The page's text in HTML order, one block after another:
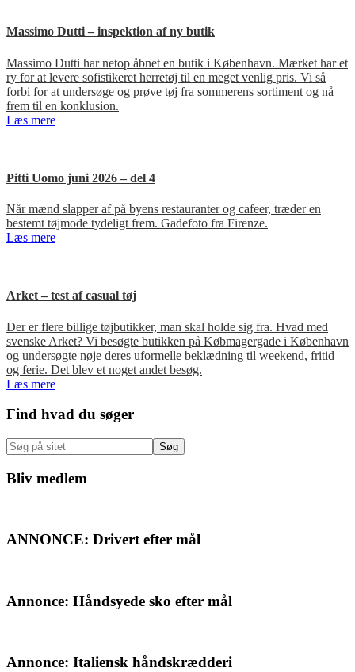
Massimo Dutti – inspektion af ny butik
Massimo Dutti har netop åbnet en butik i København. Mærket har et
ry for at levere sofistikeret herretøj til en meget venlig pris. Vi så
forbi for at undersøge og prøve tøj fra sommerens sortiment og nå
frem til en konklusion.
Læs mere
Pitti Uomo juni 2026 – del 4
Når mænd slapper af på byens restauranter og cafeer, træder en
bestemt tøjmode tydeligt frem. Gadefoto fra Firenze.
Læs mere
Arket – test af casual tøj
Der er flere billige tøjbutikker, man skal holde sig fra. Hvad med
svenske Arket? Vi besøgte butikken på Købmagergade i København
og undersøgte nøje deres uformelle beklædning til weekend, fritid
og ferie. Det blev et noget andet besøg.
Læs mere
Primær
Sidebar
Find hvad du søger
Søg
på
sitet
Bliv medlem
ANNONCE: Drivert efter mål
Annonce: Håndsyede sko efter mål
Annonce: Italiensk håndskrædderi